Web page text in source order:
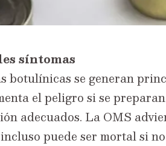
síntomas
botulínicas se generan
el peligro si se
adecuados. La OMS
puede ser mortal si